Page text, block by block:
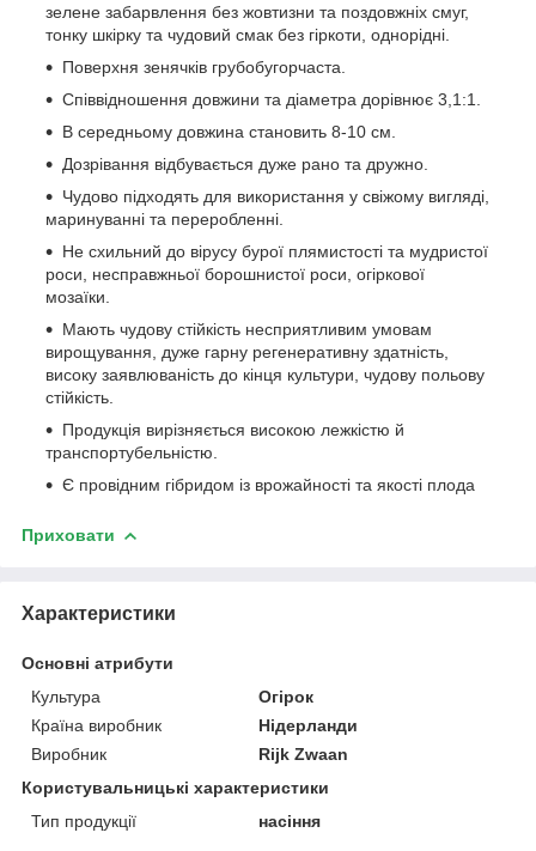
зелене забарвлення без жовтизни та поздовжніх смуг,
тонку шкірку та чудовий смак без гіркоти, однорідні.
Поверхня зенячків грубобугорчаста.
Співвідношення довжини та діаметра дорівнює 3,1:1.
В середньому довжина становить 8-10 см.
Дозрівання відбувається дуже рано та дружно.
Чудово підходять для використання у свіжому вигляді,
маринуванні та переробленні.
Не схильний до вірусу бурої плямистості та мудристої
роси, несправжньої борошнистої роси, огіркової
мозаїки.
Мають чудову стійкість несприятливим умовам
вирощування, дуже гарну регенеративну здатність,
високу заявлюваність до кінця культури, чудову польову
стійкість.
Продукція вирізняється високою лежкістю й
транспортубельністю.
Є провідним гібридом із врожайності та якості плода
Приховати
Характеристики
Основні атрибути
Культура
Огірок
Країна виробник
Нідерланди
Виробник
Rijk Zwaan
Користувальницькі характеристики
Тип продукції
насіння